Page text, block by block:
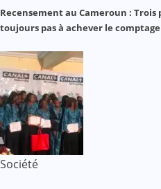
Recensement au Cameroun :
toujours pas à achever le
Société